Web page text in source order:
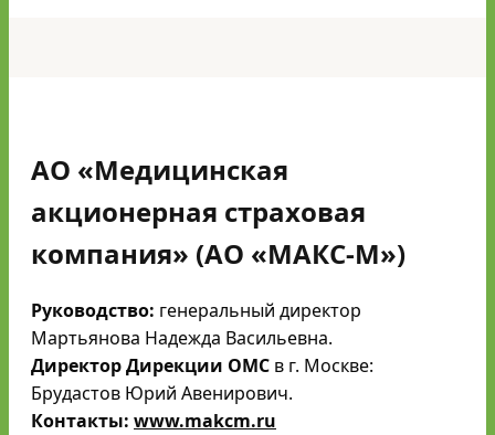
АО «Медицинская
акционерная страховая
компания» (АО «МАКС-М»)
Руководство: генеральный директор
Мартьянова Надежда Васильевна.
Директор Дирекции ОМС в г. Москве:
Брудастов Юрий Авенирович.
Контакты: www.makcm.ru